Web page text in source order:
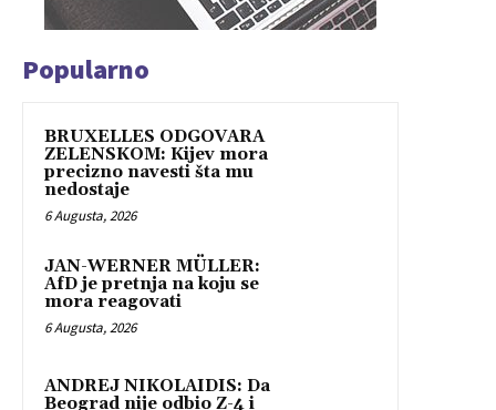
Popularno
BRUXELLES ODGOVARA
ZELENSKOM: Kijev mora
precizno navesti šta mu
nedostaje
6 Augusta, 2026
JAN-WERNER MÜLLER:
AfD je pretnja na koju se
mora reagovati
6 Augusta, 2026
ANDREJ NIKOLAIDIS: Da
Beograd nije odbio Z-4 i